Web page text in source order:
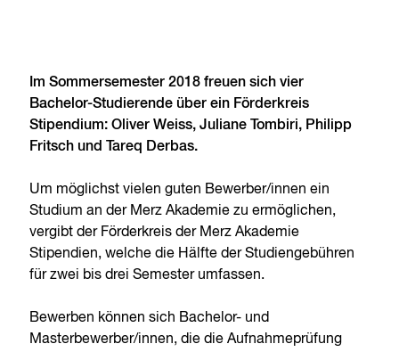
Im Sommersemester 2018 freuen sich vier
Bachelor-Studierende über ein Förderkreis
Stipendium: Oliver Weiss, Juliane Tombiri, Philipp
Fritsch und Tareq Derbas.
Um möglichst vielen guten Bewerber/innen ein
Studium an der Merz Akademie zu ermöglichen,
vergibt der Förderkreis der Merz Akademie
Stipendien, welche die Hälfte der Studiengebühren
für zwei bis drei Semester umfassen.
Bewerben können sich Bachelor- und
Masterbewerber/innen, die die Aufnahmeprüfung